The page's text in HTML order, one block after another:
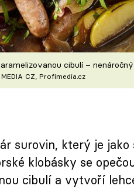
cibulí –
CZ, Profimedia.cz
surovin, který je
klobásky se
cibulí a vytvoří